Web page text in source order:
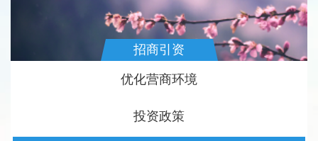
招商引资
优化营商环境
投资政策